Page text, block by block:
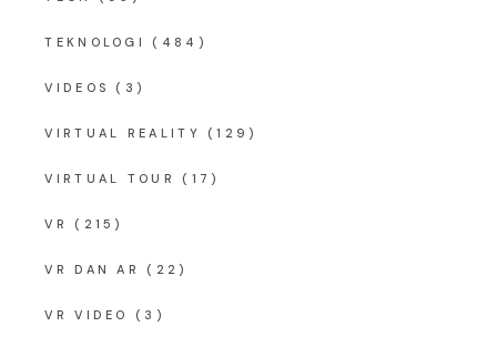
TEKNOLOGI (484)
VIDEOS (3)
VIRTUAL REALITY (129)
VIRTUAL TOUR (17)
VR (215)
VR DAN AR (22)
VR VIDEO (3)